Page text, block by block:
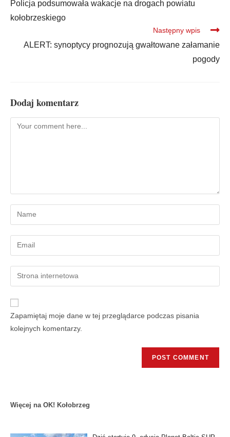
Policja podsumowała wakacje na drogach powiatu
kołobrzeskiego
Następny wpis
ALERT: synoptycy prognozują gwałtowane załamanie
pogody
Dodaj komentarz
Zapamiętaj moje dane w tej przeglądarce podczas pisania
kolejnych komentarzy.
Więcej na OK! Kołobrzeg